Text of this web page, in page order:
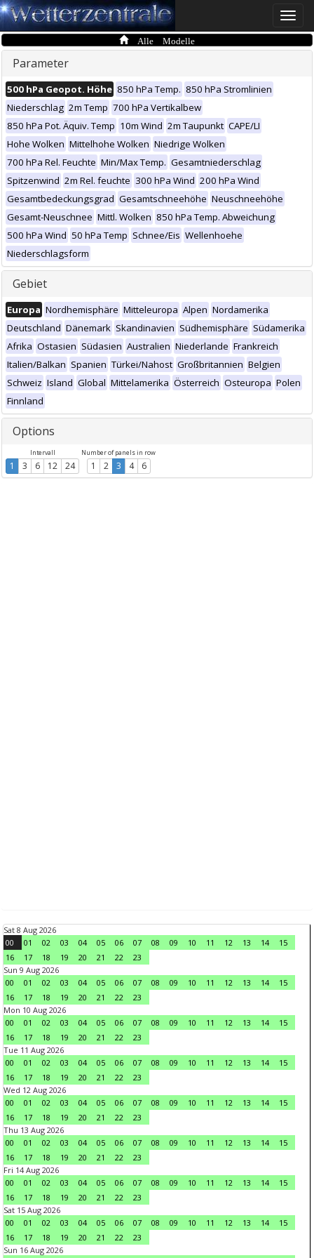
Toggle
Alle Modelle
Parameter
500 hPa Geopot. Höhe 850 hPa Temp. 850 hPa Stromlinien
Niederschlag 2m Temp 700 hPa Vertikalbew
850 hPa Pot. Äquiv. Temp 10m Wind 2m Taupunkt CAPE/LI
Hohe Wolken Mittelhohe Wolken Niedrige Wolken
700 hPa Rel. Feuchte Min/Max Temp. Gesamtniederschlag
Spitzenwind 2m Rel. feuchte 300 hPa Wind 200 hPa Wind
Gesamtbedeckungsgrad Gesamtschneehöhe Neuschneehöhe
Gesamt-Neuschnee Mittl. Wolken 850 hPa Temp. Abweichung
500 hPa Wind 50 hPa Temp Schnee/Eis Wellenhoehe
Niederschlagsform
Gebiet
Europa Nordhemisphäre Mitteleuropa Alpen Nordamerika
Deutschland Dänemark Skandinavien Südhemisphäre Südamerika
Afrika Ostasien Südasien Australien Niederlande Frankreich
Italien/Balkan Spanien Türkei/Nahost Großbritannien Belgien
Schweiz Island Global Mittelamerika Österreich Osteuropa Polen
Finnland
Options
Intervall
1 3 6 12 24
Number of panels in row
1 2 3 4 6
Sat 8 Aug 2026
00
01 02 03 04 05 06 07 08 09 10 11 12 13 14
15
16
17 18 19 20 21 22
23
Sun 9 Aug 2026
00
01 02 03 04 05 06 07 08 09 10 11 12 13 14
15
16
17 18 19 20 21 22
23
Mon 10 Aug 2026
00
01 02 03 04 05 06 07 08 09 10 11 12 13 14
15
16
17 18 19 20 21 22
23
Tue 11 Aug 2026
00
01 02 03 04 05 06 07 08 09 10 11 12 13 14
15
16
17 18 19 20 21 22
23
Wed 12 Aug 2026
00
01 02 03 04 05 06 07 08 09 10 11 12 13 14
15
16
17 18 19 20 21 22
23
Thu 13 Aug 2026
00
01 02 03 04 05 06 07 08 09 10 11 12 13 14
15
16
17 18 19 20 21 22
23
Fri 14 Aug 2026
00
01 02 03 04 05 06 07 08 09 10 11 12 13 14
15
16
17 18 19 20 21 22
23
Sat 15 Aug 2026
00
01 02 03 04 05 06 07 08 09 10 11 12 13 14
15
16
17 18 19 20 21 22
23
Sun 16 Aug 2026